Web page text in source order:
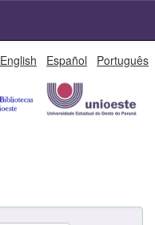
English Español Português